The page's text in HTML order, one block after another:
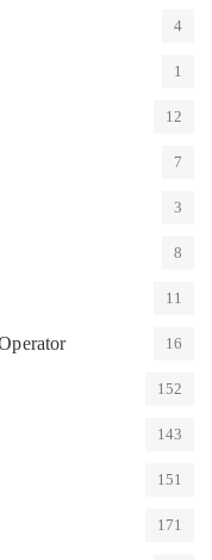
4
1
12
7
3
8
11
16
152
143
151
171